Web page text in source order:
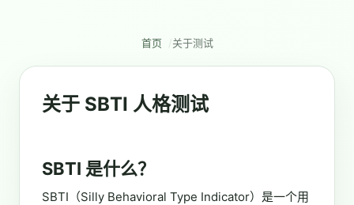
首页 关于测试
关于 SBTI 人格测试
SBTI 是什么？
SBTI（Silly Behavioral Type Indicator）是一个用